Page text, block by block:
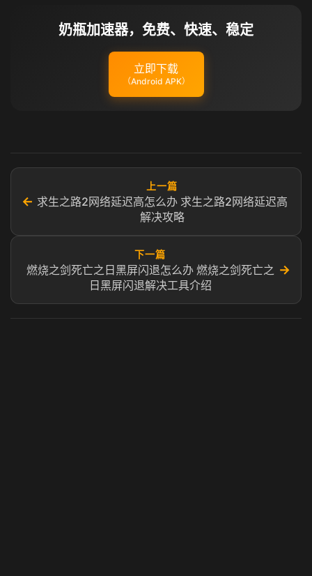
奶瓶加速器，免费、快速、稳定
立即下载
（Android APK）
←
上一篇
求生之路2网络延迟高怎么办 求生之路2网络延迟高
解决攻略
下一篇
燃烧之剑死亡之日黑屏闪退怎么办 燃烧之剑死亡之
日黑屏闪退解决工具介绍
→